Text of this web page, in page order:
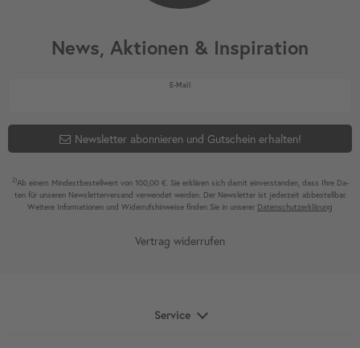
News, Aktionen & Inspiration
E-MailNewsletter Honig
Newsletter abonnieren und Gutschein erhalten!
2)Ab einem Mindest­bestell­wert von 100,00 €. Sie erklären sich damit ein­ver­standen, dass Ihre Da­
ten für unseren News­letter­versand ver­wen­det werden. Der News­letter ist jeder­zeit ab­bestel­lbar.
Weitere Infor­mationen und Wider­rufshin­weise finden Sie in unserer Daten­schutz­erklärung
Vertrag widerrufen
Service